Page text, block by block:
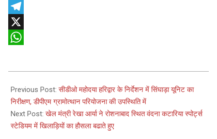
Facebook
Telegram
X
01-
24
Previous Post:सीडीओ महोदया हरिद्वार के निर्देशन में सिंघाड़ा यूनिट का
निरीक्षण, डीपीएम ग्रामोत्थान परियोजना की उपस्थिति में
Next Post:खेल मंत्री रेखा आर्या ने रोशनाबाद स्थित वंदना कटारिया स्पोर्ट्स
स्टेडियम में खिलाड़ियों का हौसला बढाते हुए